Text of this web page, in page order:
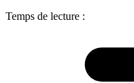
Temps de lecture :